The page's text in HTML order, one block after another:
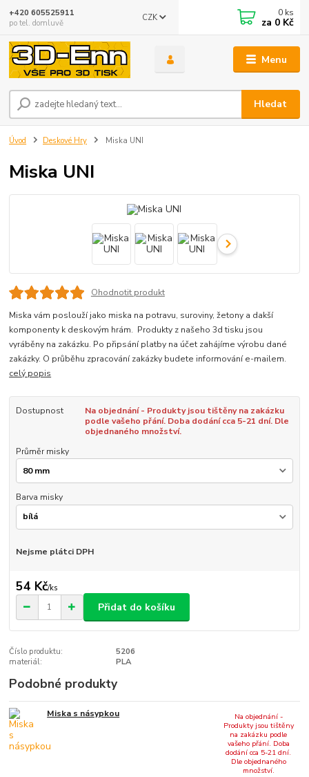
Menu
CZK
Hledat
+420 605525911
po tel. domluvě
0 ks
za 0 Kč
Úvod Deskové Hry Miska UNI
Miska UNI
Ohodnotit produkt
Miska vám poslouží jako miska na potravu, suroviny, žetony a dakší
komponenty k deskovým hrám. Produkty z našeho 3d tisku jsou
vyráběny na zakázku. Po připsání platby na účet zahájíme výrobu dané
zakázky. O průběhu zpracování zakázky budete informování e-mailem.
celý popis
Dostupnost
Na objednání - Produkty jsou tištěny na zakázku
podle vašeho přání. Doba dodání cca 5-21 dní. Dle
objednaného množství.
Průměr misky
Barva misky
Nejsme plátci DPH
54 Kč/ks
Přidat do košíku
Číslo produktu:
5206
materiál:
PLA
Podobné produkty
Miska s násypkou
Na objednání -
Produkty jsou tištěny
na zakázku podle
vašeho přání. Doba
dodání cca 5-21 dní.
Dle objednaného
množství.